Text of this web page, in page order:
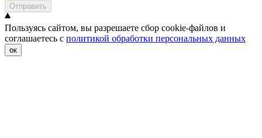
Отправить
Пользуясь сайтом, вы разрешаете сбор cookie-файлов и
соглашаетесь с политикой обработки персональных данных
ок